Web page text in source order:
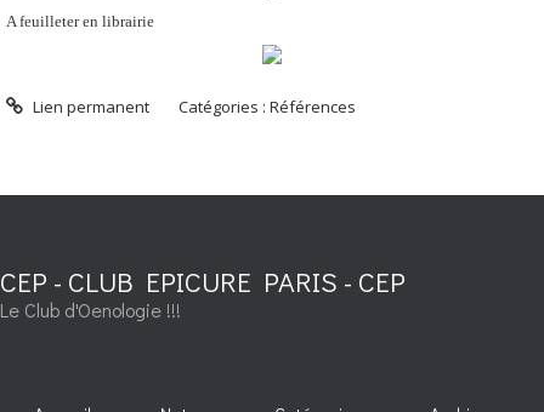
A feuilleter en librairie
Lien permanent Catégories :Références
CEP - CLUB EPICURE PARIS - CEP
Le Club d'Oenologie !!!